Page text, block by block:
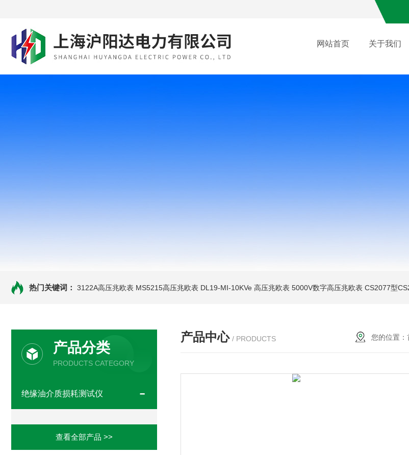
网站首页 关于我们
热门关键词： 3122A高压兆欧表 MS5215高压兆欧表 DL19-MI-10KVe 高压兆欧表 5000V数字高压兆欧表 CS2077型CS2077高
产品分类
PRODUCTS CATEGORY
绝缘油介质损耗测试仪
查看全部产品 >>
产品中心 / PRODUCTS 您的位置：